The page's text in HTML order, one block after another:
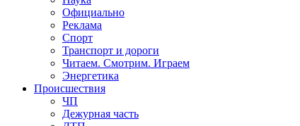
Официально
Реклама
Спорт
Транспорт и дороги
Читаем. Смотрим. Играем
Энергетика
Происшествия
ЧП
Дежурная часть